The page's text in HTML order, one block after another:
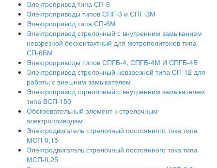
Электропривод типа СП-6
Электроприводы типов СПГ-3 и СПГ-ЗМ
Электропривод типа СП-6М
Электропривод стрелочный с внутренним замыканием
невзрезной бесконтактный для метрополитенов типа
СП-6БМ
Электроприводы типов СПГБ-4, СПГБ-4М И СПГБ-4Б
Электропривод стрелочный невзрезной типа СП-12 для
работы с внешним замыкателем
Электропривод стрелочный с внутренним замыкателем
типа ВСП-150
Обогревательный элемент к стрелочным
электроприводам
Электродвигатель стрелочный постоянного тока типа
МСП-0,15
Электродвигатель стрелочный постоянного тока типа
МСП-0,25